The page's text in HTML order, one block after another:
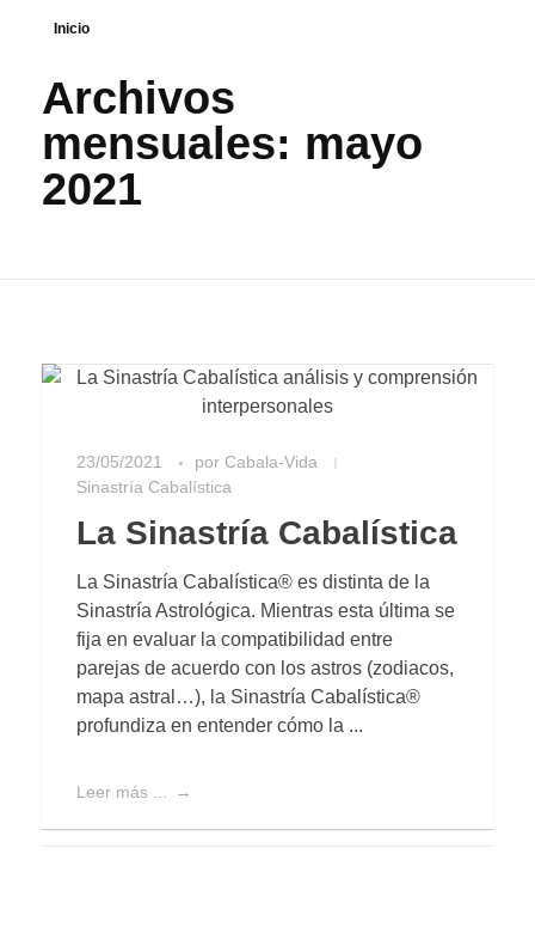
Inicio
Archivos
mensuales: mayo
2021
23/05/2021 por Cabala-Vida
Sinastría Cabalística
La Sinastría Cabalística
La Sinastría Cabalística® es distinta de la
Sinastría Astrológica. Mientras esta última se
fija en evaluar la compatibilidad entre
parejas de acuerdo con los astros (zodiacos,
mapa astral…), la Sinastría Cabalística®
profundiza en entender cómo la ...
Leer más ...